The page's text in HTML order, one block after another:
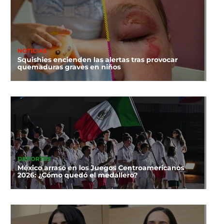
NOTICIAS
Squishies encienden las alertas tras provocar
quemaduras graves en niños
DEPORTES
México arrasó en los Juegos Centroamericanos
2026: ¿Cómo quedó el medallero?